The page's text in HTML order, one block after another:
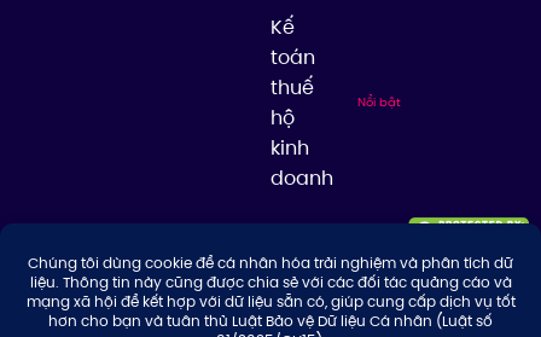
Kế
toán
thuế
hộ
kinh
doanh
Nổi bật